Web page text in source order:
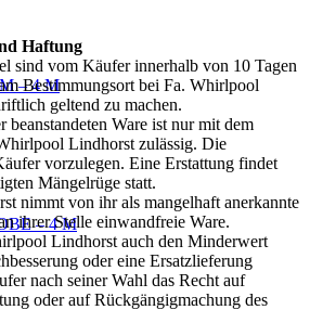
– 4 M
– 4 M
Haftung
sind vom Käufer innerhalb von 10 Tagen
Bestimmungsort bei Fa. Whirlpool
geltend zu machen.
beanstandeten Ware ist nur mit dem
Lindhorst zulässig. Die
vorzulegen. Eine Erstattung findet
Mängelrüge statt.
nimmt von ihr als mangelhaft anerkannte
ihrer Stelle einwandfreie Ware.
Lindhorst auch den Minderwert
oder eine Ersatzlieferung
nach seiner Wahl das Recht auf
oder auf Rückgängigmachung des